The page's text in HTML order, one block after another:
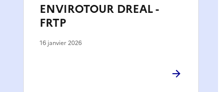
ENVIROTOUR DREAL -
FRTP
16 janvier 2026